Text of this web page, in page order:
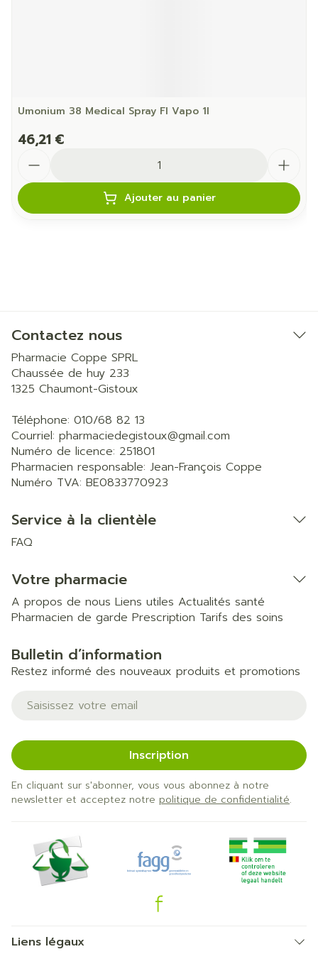
Umonium 38 Medical Spray Fl Vapo 1l
46,21 €
Ajouter au panier
Contactez nous
Pharmacie Coppe SPRL
Chaussée de huy 233
1325 Chaumont-Gistoux
Téléphone: 010/68 82 13
Courriel: pharmaciedegistoux@gmail.com
Numéro de licence: 251801
Pharmacien responsable: Jean-François Coppe
Numéro TVA: BE0833770923
Service à la clientèle
FAQ
Votre pharmacie
A propos de nous Liens utiles Actualités santé
Pharmacien de garde Prescription Tarifs des soins
Bulletin d’information
Restez informé des nouveaux produits et promotions
Adresse mail
Inscription
En cliquant sur s'abonner, vous vous abonnez à notre
newsletter et acceptez notre politique de confidentialité.
Liens légaux